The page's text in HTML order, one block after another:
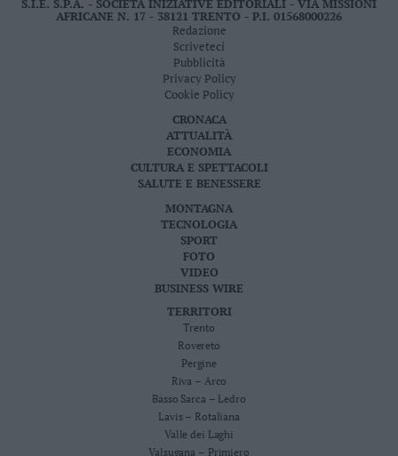
S.I.E. S.P.A. - SOCIETÀ INIZIATIVE EDITORIALI - VIA MISSIONI
AFRICANE N. 17 - 38121 TRENTO - P.I. 01568000226
Redazione
Scriveteci
Pubblicità
Privacy Policy
Cookie Policy
CRONACA
ATTUALITÀ
ECONOMIA
CULTURA E SPETTACOLI
SALUTE E BENESSERE
MONTAGNA
TECNOLOGIA
SPORT
FOTO
VIDEO
BUSINESS WIRE
TERRITORI
Trento
Rovereto
Pergine
Riva – Arco
Basso Sarca – Ledro
Lavis – Rotaliana
Valle dei Laghi
Valsugana – Primiero